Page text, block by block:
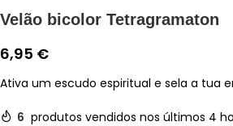
Velão bicolor Tetragramaton
6,95 €
Ativa um escudo espiritual e sela a tua
6 produtos vendidos nos últimos 4